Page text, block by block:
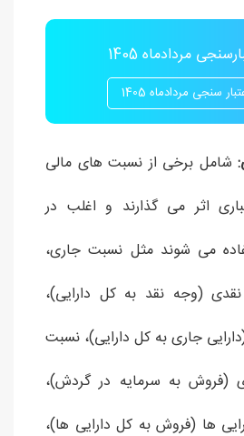
مردادماه 1405
سنجی مردادماه 1405
شامل برخی از نسبت های مالی
اثر می گذارند و اغلب در
می شوند مثل نسبت جاری،
(وجه نقد به کل دارایی)،
جاری به کل دارایی)، نسبت
(فروش به سرمایه در گردش)،
ها (فروش به کل دارایی ها)،